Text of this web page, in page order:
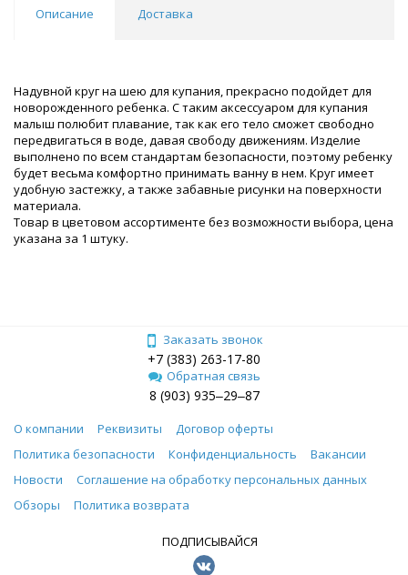
Описание Доставка
Надувной круг на шею для купания, прекрасно подойдет для
новорожденного ребенка. С таким аксессуаром для купания
малыш полюбит плавание, так как его тело сможет свободно
передвигаться в воде, давая свободу движениям. Изделие
выполнено по всем стандартам безопасности, поэтому ребенку
будет весьма комфортно принимать ванну в нем. Круг имеет
удобную застежку, а также забавные рисунки на поверхности
материала.
Товар в цветовом ассортименте без возможности выбора, цена
указана за 1 штуку.
Заказать звонок
+7 (383) 263-17-80
Обратная связь
8 (903) 935‒29‒87
О компании Реквизиты
Договор оферты
Политика безопасности
Конфиденциальность
Вакансии
Новости
Соглашение на обработку персональных данных
Обзоры
Политика возврата
ПОДПИСЫВАЙСЯ